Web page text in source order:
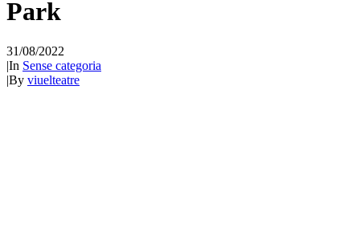
Park
31/08/2022
|In Sense categoria
|By viuelteatre